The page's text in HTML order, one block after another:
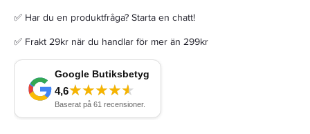
✅ Har du en produktfråga? Starta en chatt!
✅ Frakt 29kr när du handlar för mer än 299kr